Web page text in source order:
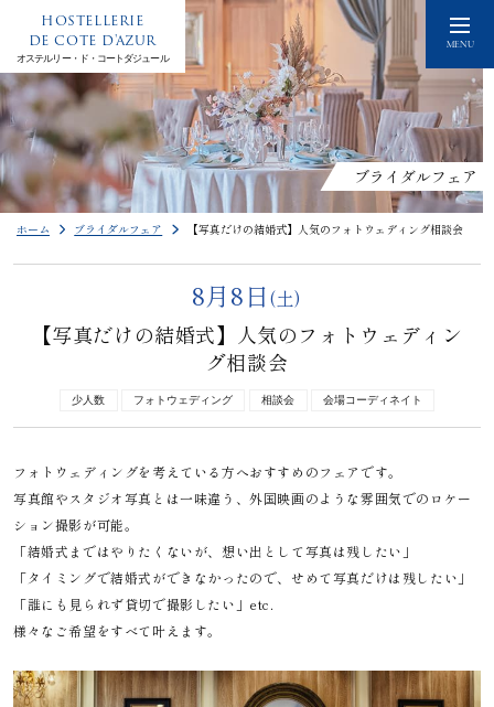
MENU
HOSTELLERIE
DE COTE D'AZUR
オステルリー・ド・コートダジュール
ブライダルフェア
ホーム ブライダルフェア 【写真だけの結婚式】人気のフォトウェディング相談会
8月8日(土)
【写真だけの結婚式】人気のフォトウェディン
グ相談会
少人数 フォトウェディング 相談会 会場コーディネイト
フォトウェディングを考えている方へおすすめのフェアです。
写真館やスタジオ写真とは一味違う、外国映画のような雰囲気でのロケー
ション撮影が可能。
「結婚式まではやりたくないが、想い出として写真は残したい」
「タイミングで結婚式ができなかったので、せめて写真だけは残したい」
「誰にも見られず貸切で撮影したい」etc.
様々なご希望をすべて叶えます。